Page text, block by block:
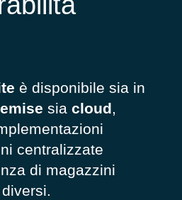
è disponibile sia in
sia cloud,
centralizzate
di magazzini